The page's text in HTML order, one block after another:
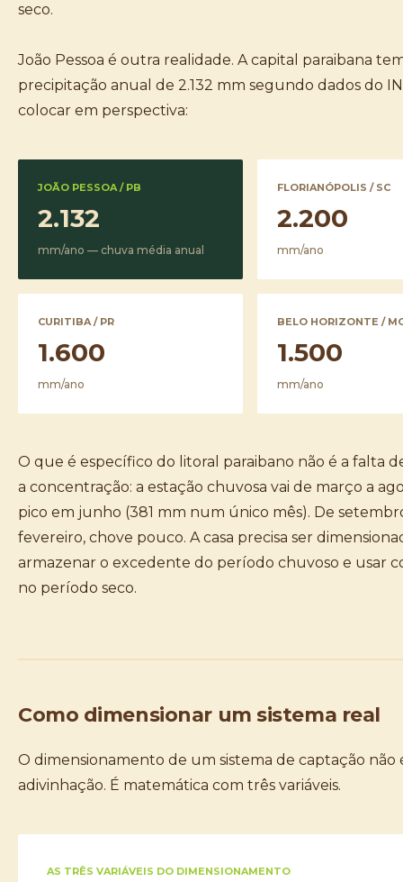
seco.
João Pessoa é outra realidade. A capital paraibana
precipitação anual de 2.132 mm segundo dados do
colocar em perspectiva:
JOÃO PESSOA / PB
2.132
mm/ano — chuva média anual
FLORIANÓPOLIS / SC
2.200
mm/ano
CURITIBA / PR
1.600
mm/ano
BELO HORIZONTE /
1.500
mm/ano
O que é específico do litoral paraibano não é a falta
a concentração: a estação chuvosa vai de março a
pico em junho (381 mm num único mês). De
fevereiro, chove pouco. A casa precisa ser
armazenar o excedente do período chuvoso e usar
no período seco.
Como dimensionar um sistema real
O dimensionamento de um sistema de captação não
adivinhação. É matemática com três variáveis.
AS TRÊS VARIÁVEIS DO DIMENSIONAMENTO